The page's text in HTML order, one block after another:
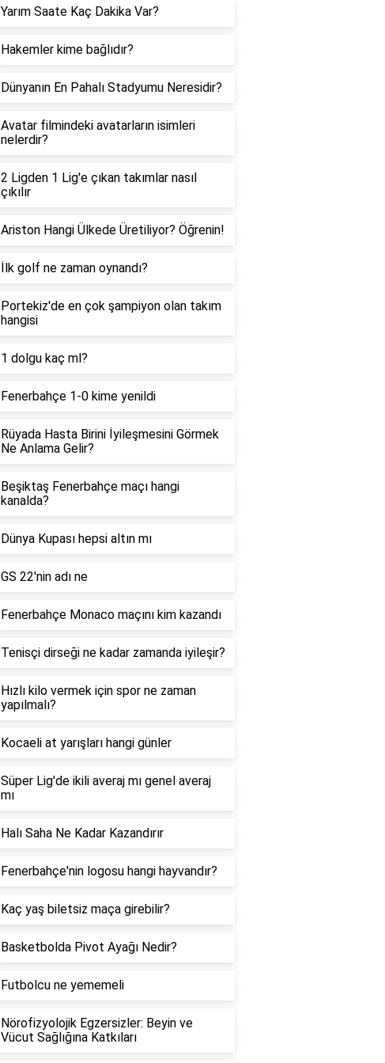
Yarım Saate Kaç Dakika Var?
Hakemler kime bağlıdır?
Dünyanın En Pahalı Stadyumu Neresidir?
Avatar filmindeki avatarların isimleri
nelerdir?
2 Ligden 1 Lig'e çıkan takımlar nasıl
çıkılır
Ariston Hangi Ülkede Üretiliyor? Öğrenin!
İlk golf ne zaman oynandı?
Portekiz'de en çok şampiyon olan takım
hangisi
1 dolgu kaç ml?
Fenerbahçe 1-0 kime yenildi
Rüyada Hasta Birini İyileşmesini Görmek
Ne Anlama Gelir?
Beşiktaş Fenerbahçe maçı hangi
kanalda?
Dünya Kupası hepsi altın mı
GS 22'nin adı ne
Fenerbahçe Monaco maçını kim kazandı
Tenisçi dirseği ne kadar zamanda iyileşir?
Hızlı kilo vermek için spor ne zaman
yapılmalı?
Kocaeli at yarışları hangi günler
Süper Lig'de ikili averaj mı genel averaj
mı
Halı Saha Ne Kadar Kazandırır
Fenerbahçe'nin logosu hangi hayvandır?
Kaç yaş biletsiz maça girebilir?
Basketbolda Pivot Ayağı Nedir?
Futbolcu ne yememeli
Nörofizyolojik Egzersizler: Beyin ve
Vücut Sağlığına Katkıları